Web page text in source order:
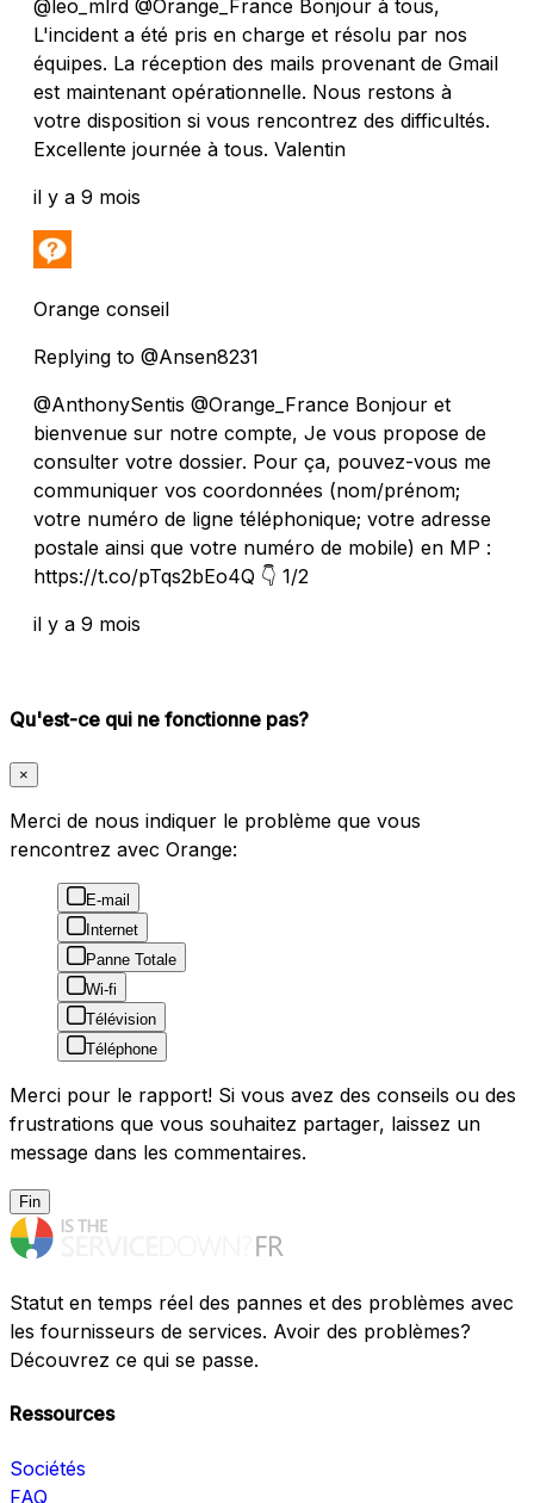
@leo_mlrd @Orange_France Bonjour à tous,
L'incident a été pris en charge et résolu par nos
équipes. La réception des mails provenant de Gmail
est maintenant opérationnelle. Nous restons à
votre disposition si vous rencontrez des difficultés.
Excellente journée à tous. Valentin
il y a 9 mois
Orange conseil
Replying to @Ansen8231
@AnthonySentis @Orange_France Bonjour et
bienvenue sur notre compte, Je vous propose de
consulter votre dossier. Pour ça, pouvez-vous me
communiquer vos coordonnées (nom/prénom;
votre numéro de ligne téléphonique; votre adresse
postale ainsi que votre numéro de mobile) en MP :
https://t.co/pTqs2bEo4Q 👇 1/2
il y a 9 mois
Qu'est-ce qui ne fonctionne pas?
×
Merci de nous indiquer le problème que vous
rencontrez avec Orange:
E-mail
Internet
Panne Totale
Wi-fi
Télévision
Téléphone
Merci pour le rapport! Si vous avez des conseils ou des
frustrations que vous souhaitez partager, laissez un
message dans les commentaires.
Fin
Statut en temps réel des pannes et des problèmes avec
les fournisseurs de services. Avoir des problèmes?
Découvrez ce qui se passe.
Ressources
Sociétés
FAQ